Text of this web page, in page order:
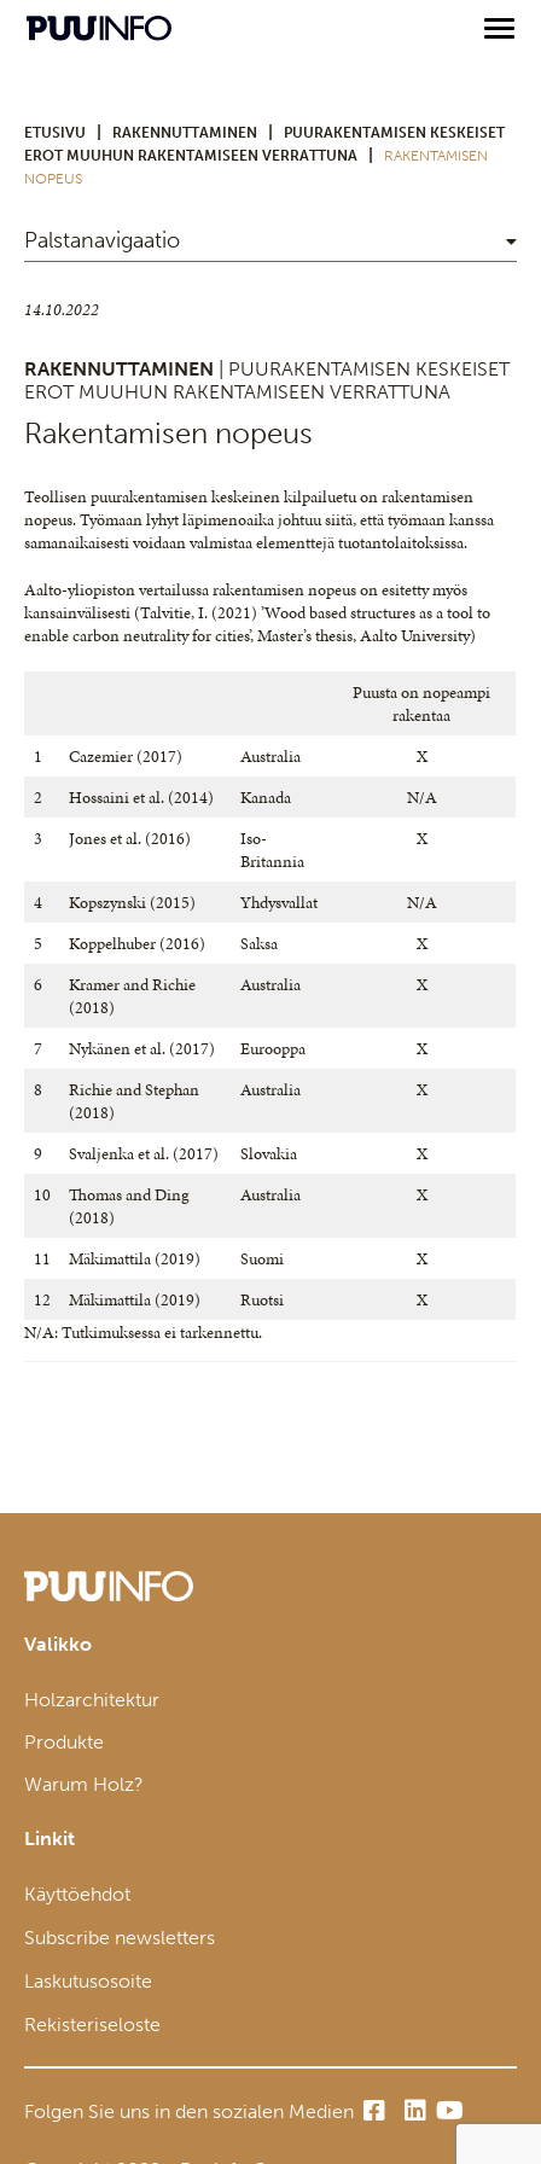
ETUSIVU RAKENNUTTAMINEN
PUURAKENTAMISEN KESKEISET
EROT MUUHUN RAKENTAMISEEN VERRATTUNA
RAKENTAMISEN
NOPEUS
Palstanavigaatio
14.10.2022
RAKENNUTTAMINEN
| PUURAKENTAMISEN KESKEISET
EROT MUUHUN RAKENTAMISEEN VERRATTUNA
Rakentamisen nopeus
Teollisen puurakentamisen keskeinen kilpailuetu on rakentamisen
nopeus. Työmaan lyhyt läpimenoaika johtuu siitä, että työmaan kanssa
samanaikaisesti voidaan valmistaa elementtejä tuotantolaitoksissa.
Aalto-yliopiston vertailussa rakentamisen nopeus on esitetty myös
kansainvälisesti (Talvitie, I. (2021) ’Wood based structures as a tool to
enable carbon neutrality for cities’, Master’s thesis, Aalto University)
Puusta on nopeampi
rakentaa
1
Cazemier (2017) Australia
X
2
Hossaini et al. (2014) Kanada
N/A
3
Jones et al. (2016)
Iso-
Britannia
X
4 Kopszynski (2015) Yhdysvallat
N/A
5
Koppelhuber (2016) Saksa
X
6
Kramer and Richie
(2018)
Australia X
7 Nykänen et al. (2017) Eurooppa
X
8
Richie and Stephan
(2018)
Australia X
9 Svaljenka et al. (2017) Slovakia
X
10
Thomas and Ding
(2018)
Australia X
11 Mäkimattila (2019) Suomi
X
12
Mäkimattila (2019) Ruotsi
X
N/A: Tutkimuksessa ei tarkennettu.
Valikko
Holzarchitektur
Produkte
Warum Holz?
Linkit
Käyttöehdot
Subscribe newsletters
Laskutusosoite
Rekisteriseloste
Folgen Sie uns in den sozialen Medien